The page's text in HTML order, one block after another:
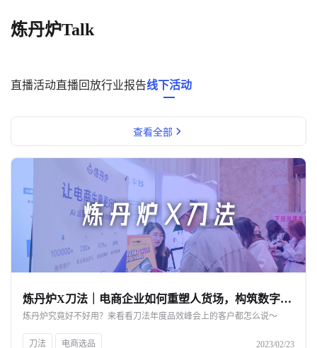
数据中心
消费者说
解决方案
金融市场解决方案
电商解决方案
资源中心
新闻中心
活动中心
关于我们
公司介绍
炼丹炉Talk
直播活动直播回放行业报告线下活动
查看全部
炼丹炉X刀法｜电商企业如何重塑人货场，构筑数字化护城河？-杭州知衣科技
炼丹炉究竟好不好用？来看看刀法年度品效峰会上的客户都怎么说～
刀法 电商选品 2023/02/23